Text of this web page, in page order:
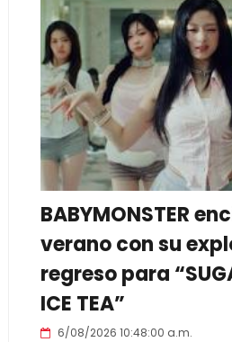
BABYMONSTER
verano con su
regreso para
ICE TEA”
6/08/2026 10:48:00 a.m.